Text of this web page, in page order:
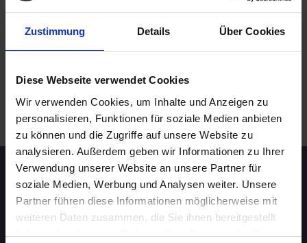
Zustimmung Details Über Cookies
Diese Webseite verwendet Cookies
Wir verwenden Cookies, um Inhalte und Anzeigen zu
personalisieren, Funktionen für soziale Medien anbieten
zu können und die Zugriffe auf unsere Website zu
analysieren. Außerdem geben wir Informationen zu Ihrer
Verwendung unserer Website an unsere Partner für
soziale Medien, Werbung und Analysen weiter. Unsere
Partner führen diese Informationen möglicherweise mit
weiteren Daten zusammen, die Sie ihnen bereitgestellt
haben oder die sie im Rahmen Ihrer Nutzung der Dienste
Karlsruhe
WEITERE EVENTS IN KARLSRUHE .
Speed-Dating Events
ÜBERSICHT